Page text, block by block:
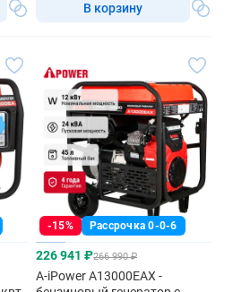
В корзину
-15% Рассрочка 0-0-6
226 941 ₽266 990 ₽
A-iPower A13000EAX -